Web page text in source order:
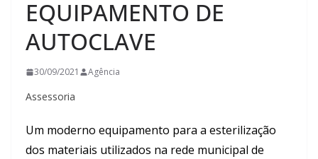
EQUIPAMENTO DE
AUTOCLAVE
30/09/2021 Agência
Assessoria
Um moderno equipamento para a esterilização
dos materiais utilizados na rede municipal de